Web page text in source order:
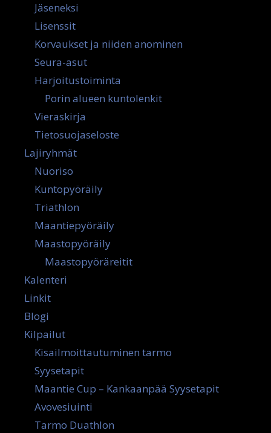
Jäseneksi
Lisenssit
Korvaukset ja niiden anominen
Seura-asut
Harjoitustoiminta
Porin alueen kuntolenkit
Vieraskirja
Tietosuojaseloste
Lajiryhmät
Nuoriso
Kuntopyöräily
Triathlon
Maantiepyöräily
Maastopyöräily
Maastopyöräreitit
Kalenteri
Linkit
Blogi
Kilpailut
Kisailmoittautuminen tarmo
Syysetapit
Maantie Cup – Kankaanpää Syysetapit
Avovesiuinti
Tarmo Duathlon